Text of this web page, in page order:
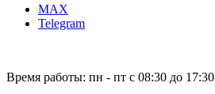
MAX
Telegram
Время работы: пн - пт с 08:30 до 17:30